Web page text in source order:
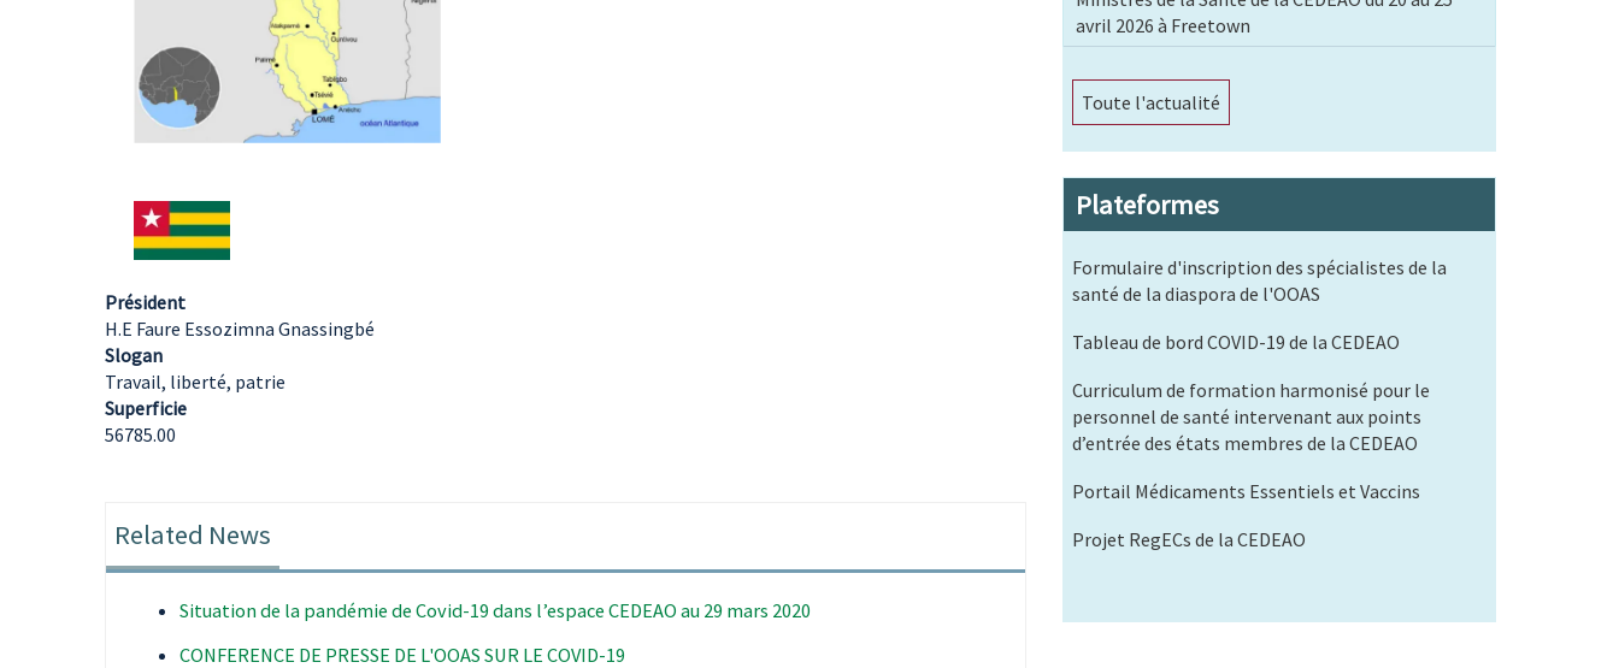
Président
H.E Faure Essozimna Gnassingbé
Slogan
Travail, liberté, patrie
Superficie
56785.00
Related News
Situation de la pandémie de Covid-19 dans l’espace CEDEAO au 29 mars 2020
CONFERENCE DE PRESSE DE L'OOAS SUR LE COVID-19
avril 2026 à Freetown
Toute l'actualité
Plateformes
Formulaire d'inscription des spécialistes de la
santé de la diaspora de l'OOAS
Tableau de bord COVID-19 de la CEDEAO
Curriculum de formation harmonisé pour le
personnel de santé intervenant aux points
d’entrée des états membres de la CEDEAO
Portail Médicaments Essentiels et Vaccins
Projet RegECs de la CEDEAO